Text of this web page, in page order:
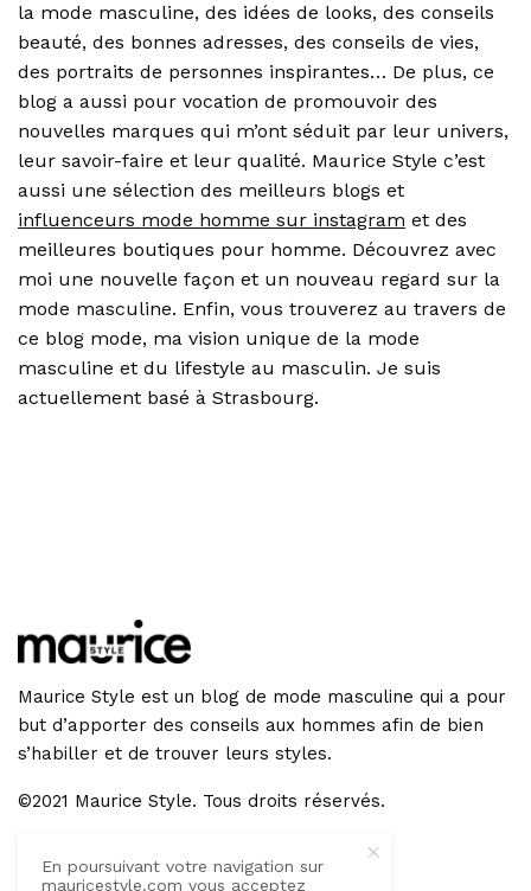
la mode masculine, des idées de looks, des conseils
beauté, des bonnes adresses, des conseils de vies,
des portraits de personnes inspirantes… De plus, ce
blog a aussi pour vocation de promouvoir des
nouvelles marques qui m’ont séduit par leur univers,
leur savoir-faire et leur qualité. Maurice Style c’est
aussi une sélection des meilleurs blogs et
influenceurs mode homme sur instagram et des
meilleures boutiques pour homme. Découvrez avec
moi une nouvelle façon et un nouveau regard sur la
mode masculine. Enfin, vous trouverez au travers de
ce blog mode, ma vision unique de la mode
masculine et du lifestyle au masculin. Je suis
actuellement basé à Strasbourg.
Maurice Style est un blog de mode masculine qui a pour
but d’apporter des conseils aux hommes afin de bien
s’habiller et de trouver leurs styles.
©2021 Maurice Style. Tous droits réservés.
GET IN TOUCH
En poursuivant votre navigation sur
mauricestyle.com vous acceptez